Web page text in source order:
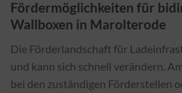
Fördermöglichkeiten für
Wallboxen in Marolterode
Die Förderlandschaft für
und kann sich schnell verändern.
bei den zuständigen Förderstellen